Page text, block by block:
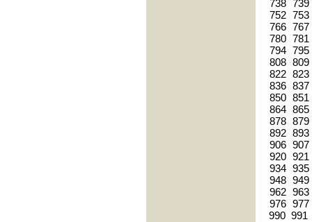
738 739
752 753
766 767
780 781
794 795
808 809
822 823
836 837
850 851
864 865
878 879
892 893
906 907
920 921
934 935
948 949
962 963
976 977
990 991